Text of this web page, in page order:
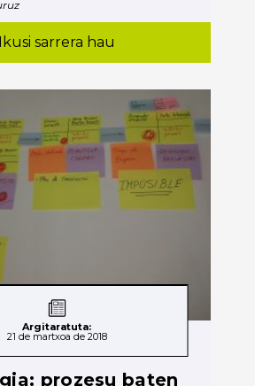
Ikusi sarrera hau
Argitaratuta:
21 de martxoa de 2018
prozesu baten